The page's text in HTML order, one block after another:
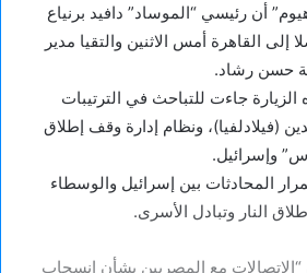
أن رئيسي “الموساد” دافيد برنياع
إلى القاهرة أمس الاثنين والتقيا مدير
حسن رشاد.
جاءت للتباحث في الترتيبات
(فيلادلفيا)، ونظام إدارة وقف إطلاق
وإسرائيل.
المحادثات بين إسرائيل والوسطاء
النار وتبادل الأسرى.
مع المصريين بشأن انسحاب